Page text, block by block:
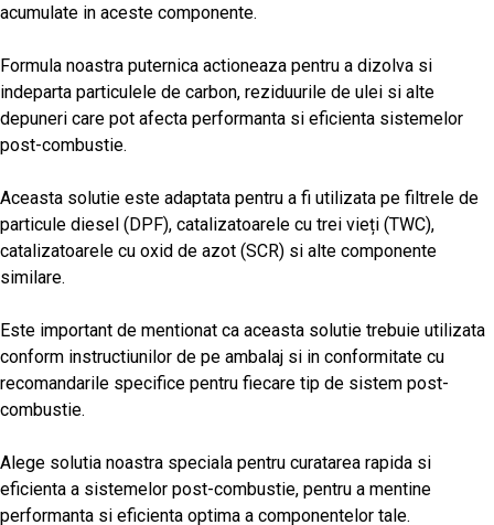
acumulate in aceste componente.
Formula noastra puternica actioneaza pentru a dizolva si
indeparta particulele de carbon, reziduurile de ulei si alte
depuneri care pot afecta performanta si eficienta sistemelor
post-combustie.
Aceasta solutie este adaptata pentru a fi utilizata pe filtrele de
particule diesel (DPF), catalizatoarele cu trei vieți (TWC),
catalizatoarele cu oxid de azot (SCR) si alte componente
similare.
Este important de mentionat ca aceasta solutie trebuie utilizata
conform instructiunilor de pe ambalaj si in conformitate cu
recomandarile specifice pentru fiecare tip de sistem post-
combustie.
Alege solutia noastra speciala pentru curatarea rapida si
eficienta a sistemelor post-combustie, pentru a mentine
performanta si eficienta optima a componentelor tale.